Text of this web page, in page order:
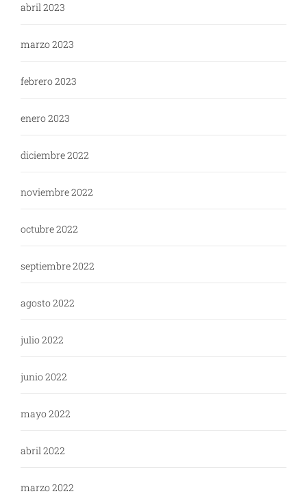
abril 2023
marzo 2023
febrero 2023
enero 2023
diciembre 2022
noviembre 2022
octubre 2022
septiembre 2022
agosto 2022
julio 2022
junio 2022
mayo 2022
abril 2022
marzo 2022